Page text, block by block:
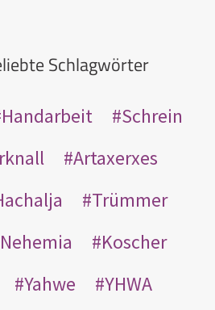
Schlagwörter
Handarbeit
Schrein
Artaxerxes
Trümmer
Nehemia
Koscher
Yahwe
YHWA